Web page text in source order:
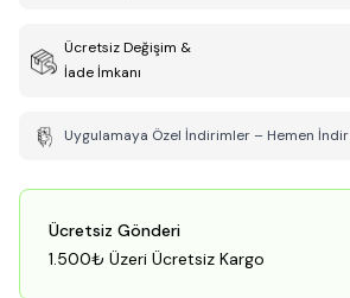
Ücretsiz Değişim &
İade İmkanı
Uygulamaya Özel İndirimler – Hemen İndir
Ücretsiz Gönderi
1.500₺ Üzeri Ücretsiz Kargo